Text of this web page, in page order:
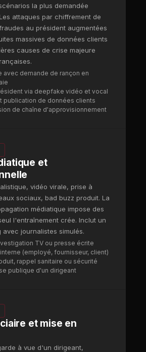
la plus demandée
attaques par chiffrement de
au président augmentées
massives de données clients
causes de crise majeure
avec demande de rançon en
via deepfake vidéo et vocal
publication de données clients
de chaîne d'approvisionnement
et
vidéo virale, prise à
sociaux, bad buzz produit. La
médiatique impose des
l'entraînement crée. Inclut un
avec journalistes simulés.
TV ou presse écrite
(employé, fournisseur, client)
rappel sanitaire ou sécurité
publique d'un dirigeant
et mise en
à vue d'un dirigeant,